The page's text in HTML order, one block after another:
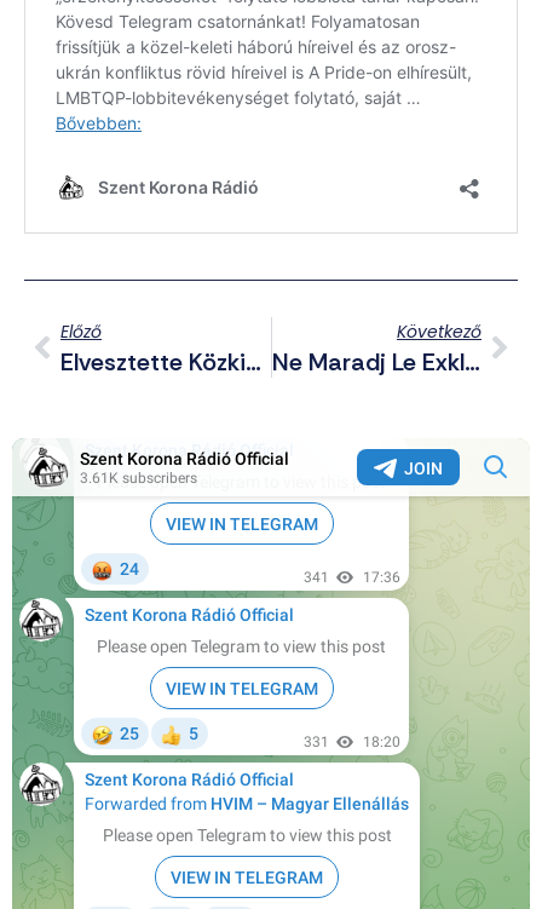
Előző
Elvesztette Közkincs Jellegét – Újabb Négy Kastélyt Ajándékozott El Lázár János
Következő
Ne Maradj Le Exkluzív Telegram Posztjainkról Sem! – Összefoglaló A Csatornáról Háborús Hírekkel (2025.07.24.)